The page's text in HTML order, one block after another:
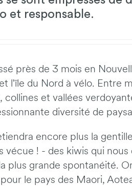
et responsable.
près de 3 mois en
l'île du Nord à vélo. Entre
collines et vallées
diversité de
encore plus la
vécue ! - des kiwis qui
plus grande spontanéité.
le pays des Maori,